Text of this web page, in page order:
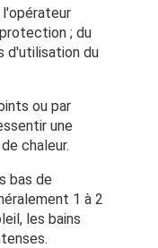
; du
d'utilisation du
ou par
une
chaleur.
bas de
1 à 2
les bains